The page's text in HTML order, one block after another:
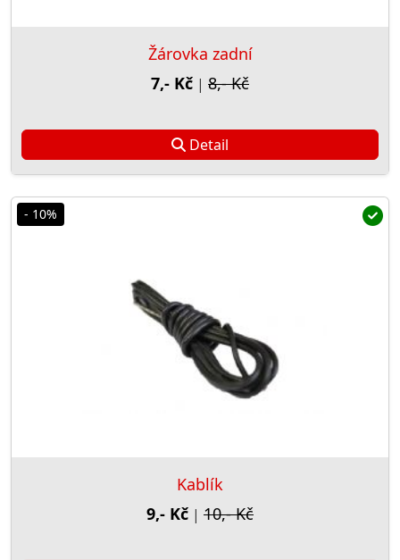
Žárovka zadní
7,- Kč | 8,- Kč
Detail
- 10%
Kablík
9,- Kč | 10,- Kč